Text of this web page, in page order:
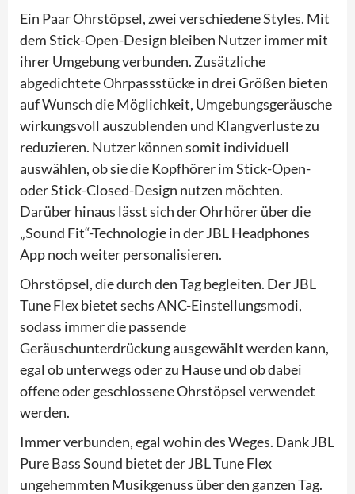
Ein Paar Ohrstöpsel, zwei verschiedene Styles. Mit
dem Stick-Open-Design bleiben Nutzer immer mit
ihrer Umgebung verbunden. Zusätzliche
abgedichtete Ohrpassstücke in drei Größen bieten
auf Wunsch die Möglichkeit, Umgebungsgeräusche
wirkungsvoll auszublenden und Klangverluste zu
reduzieren. Nutzer können somit individuell
auswählen, ob sie die Kopfhörer im Stick-Open-
oder Stick-Closed-Design nutzen möchten.
Darüber hinaus lässt sich der Ohrhörer über die
„Sound Fit“-Technologie in der JBL Headphones
App noch weiter personalisieren.
Ohrstöpsel, die durch den Tag begleiten. Der JBL
Tune Flex bietet sechs ANC-Einstellungsmodi,
sodass immer die passende
Geräuschunterdrückung ausgewählt werden kann,
egal ob unterwegs oder zu Hause und ob dabei
offene oder geschlossene Ohrstöpsel verwendet
werden.
Immer verbunden, egal wohin des Weges. Dank JBL
Pure Bass Sound bietet der JBL Tune Flex
ungehemmten Musikgenuss über den ganzen Tag.